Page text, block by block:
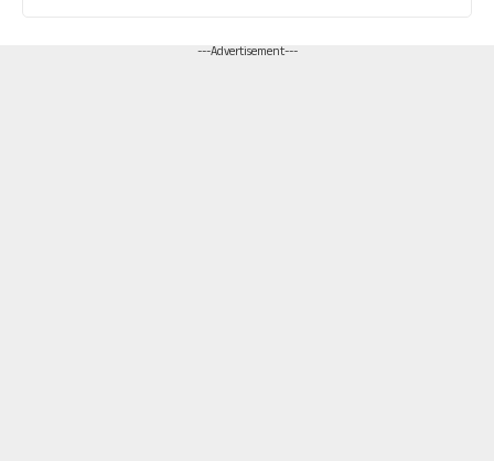
---Advertisement---